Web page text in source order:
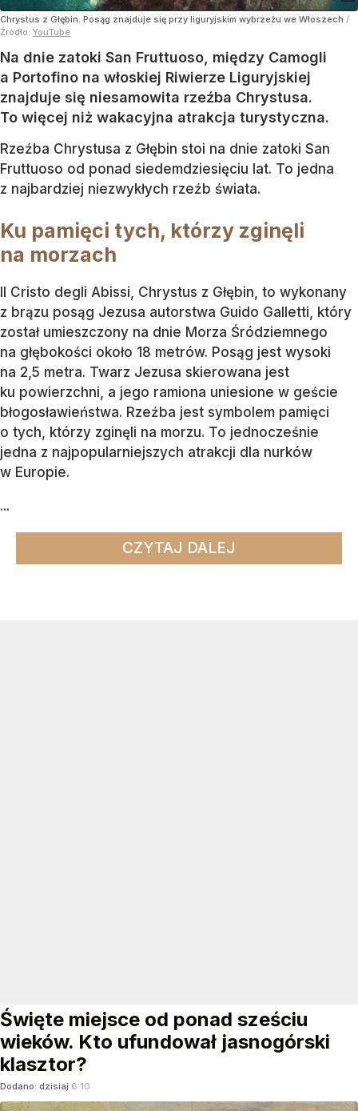
Chrystus z Głębin. Posąg znajduje się przy liguryjskim wybrzeżu we Włoszech /
Źródło: YouTube
Na dnie zatoki San Fruttuoso, między Camogli
a Portofino na włoskiej Riwierze Liguryjskiej
znajduje się niesamowita rzeźba Chrystusa.
To więcej niż wakacyjna atrakcja turystyczna.
Rzeźba Chrystusa z Głębin stoi na dnie zatoki San
Fruttuoso od ponad siedemdziesięciu lat. To jedna
z najbardziej niezwykłych rzeźb świata.
Ku pamięci tych, którzy zginęli
na morzach
Il Cristo degli Abissi, Chrystus z Głębin, to wykonany
z brązu posąg Jezusa autorstwa Guido Galletti, który
został umieszczony na dnie Morza Śródziemnego
na głębokości około 18 metrów. Posąg jest wysoki
na 2,5 metra. Twarz Jezusa skierowana jest
ku powierzchni, a jego ramiona uniesione w geście
błogosławieństwa. Rzeźba jest symbolem pamięci
o tych, którzy zginęli na morzu. To jednocześnie
jedna z najpopularniejszych atrakcji dla nurków
w Europie.
...
CZYTAJ DALEJ
Święte miejsce od ponad sześciu
wieków. Kto ufundował jasnogórski
klasztor?
Dodano: dzisiaj 6:10